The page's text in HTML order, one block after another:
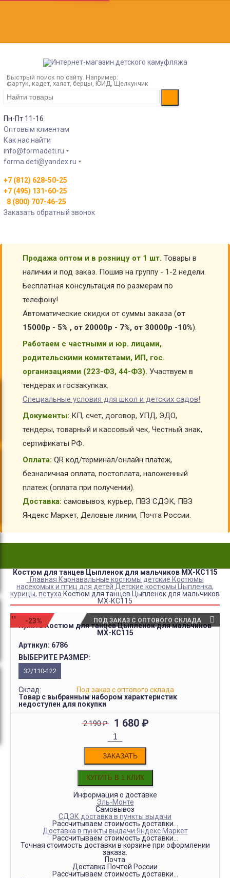
Быстрый поиск по сайту. Например:
фартук, кадет, халат, берцы, ЮИД, Щелкунчик
Пн-Пт 11-16
Оптовым клиентам
Как нас найти
info@formadeti.ru
forma.deti@yandex.ru
+7 (812) 628-50-25
+7 (495) 131-60-25
8 (800) 707-46-25
Заказать обратный звонок
Продажа оптом и в розницу от 1 шт. Товары в
наличии и под заказ. Пошив на группу - 1-2 недели.
Бесплатная консультация по размерам по
телефону!
Автоматические скидки от суммы заказа (от
15000р - 5% , от 20000р - 7%, от 30000р -10%).
Работаем с частными и юр. лицами,
родительскими комитетами, ИП, гос.
организациями (223-ФЗ, 44-ФЗ). Участвуем в
тендерах и госзакупках.
Специальные условия для школ и детских садов!
Документы: КП, счет, договор, УПД, ЭДО,
тендеры, товарный и кассовый чек, Честный знак,
сертификаты РФ.
Оплата: QR код/терминал/онлайн платеж,
безналичная оплата, постоплата, наложенный
платеж (оплата при получении).
Доставка: самовывоз, курьер, ПВЗ СДЭК, ПВЗ
Яндекс Маркет, Деловые линии, Почта России.
Костюм для танцев Цыпленок для мальчиков МХ-КС115
Главная Карнавальные костюмы детские Костюмы
насекомых и птиц для детей Детские костюмы Цыпленка,
курицы, петуха Костюм для танцев Цыпленок для мальчиков
МХ-КС115
-23% ПОД ЗАКАЗ С ОПТОВОГО СКЛАДА
Купить Костюм для танцев Цыпленок для мальчиков
МХ-КС115
Артикул: 6786
ВЫБЕРИТЕ РАЗМЕР:
32/110-122
Склад:
Под заказ с оптового склада
Товар с выбранным набором характеристик
недоступен для покупки
2 190₽ 1 680 ₽
ЗАКАЗАТЬ
Информация о доставке
Эль-Монте
Самовывоз
СДЭК доставка в пункты выдачи
Рассчитываем стоимость доставки...
Доставка в пункты выдачи Яндекс Маркет
Рассчитываем стоимость доставки...
Точная стоимость доставки в корзине при оформлении
заказа.
Почта
Доставка Почтой России
Рассчитываем стоимость доставки...